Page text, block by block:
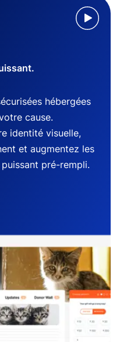
hébergées
cause.
identité visuelle,
et augmentez les
pré-rempli.